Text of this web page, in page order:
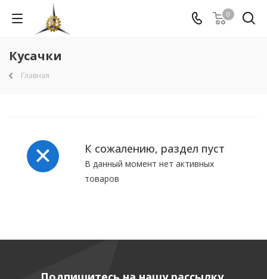
0
Кусачки
Главная
К сожалению, раздел пуст
В данный момент нет активных
товаров